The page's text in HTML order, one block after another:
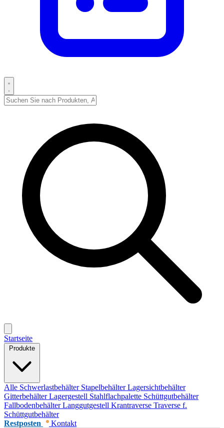
Startseite
Alle Schwerlastbehälter StapelbehälterLagersichtbehälter
GitterbehälterLagergestell Stahlflachpalette Schüttgutbehälter
FallbodenbehälterLanggutgestell Krantraverse Traverse f.
Schüttgutbehälter
Restposten
Kontakt